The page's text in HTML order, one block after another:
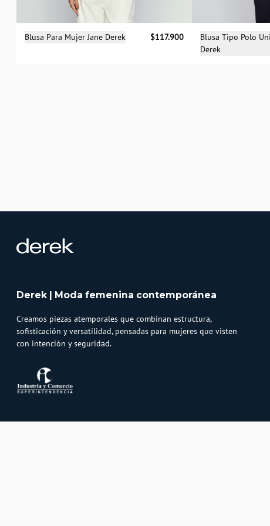
Selecciona una talla
Blusa Para Mujer Jane Derek $117.900
Blusa Tipo Polo
Derek
Derek | Moda femenina contemporánea
Creamos piezas atemporales que combinan estructura,
sofisticación y versatilidad, pensadas para mujeres que visten
con intención y seguridad.